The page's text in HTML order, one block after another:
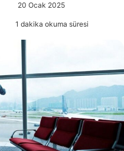
göndermek
20 Ocak 2025
1 dakika okuma süresi